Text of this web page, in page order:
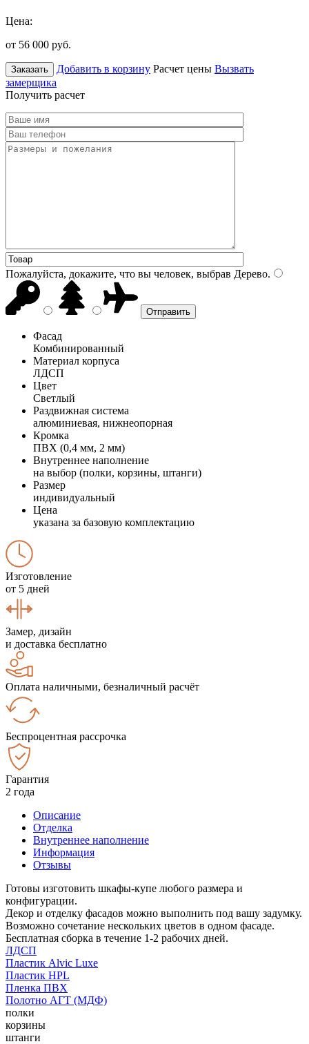
Цена:
от 56 000 руб.
Заказать Добавить в корзину Расчет цены Вызвать
замерщика
Получить расчет
Пожалуйста, докажите, что вы человек, выбрав Дерево.
Фасад
Комбинированный
Материал корпуса
ЛДСП
Цвет
Светлый
Раздвижная система
алюминиевая, нижнеопорная
Кромка
ПВХ (0,4 мм, 2 мм)
Внутреннее наполнение
на выбор (полки, корзины, штанги)
Размер
индивидуальный
Цена
указана за базовую комплектацию
Изготовление
от 5 дней
Замер, дизайн
и доставка бесплатно
Оплата наличными, безналичный расчёт
Беспроцентная рассрочка
Гарантия
2 года
Описание
Отделка
Внутреннее наполнение
Информация
Отзывы
Готовы изготовить шкафы-купе любого размера и
конфигурации.
Декор и отделку фасадов можно выполнить под вашу задумку.
Возможно сочетание нескольких цветов в одном фасаде.
Бесплатная сборка в течение 1-2 рабочих дней.
ЛДСП
Пластик Alvic Luxe
Пластик HPL
Пленка ПВХ
Полотно АГТ (МДФ)
полки
корзины
штанги